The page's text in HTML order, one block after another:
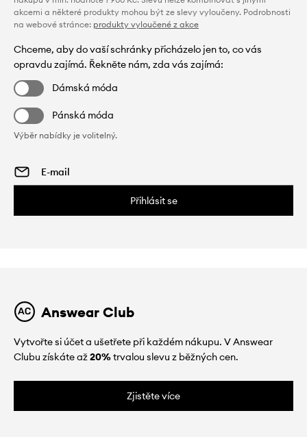
akcemi a některé produkty mohou být ze slevy vyloučeny. Podrobnosti
na webové stránce: produkty vyloučené z akce
Chceme, aby do vaší schránky přicházelo jen to, co vás
opravdu zajímá. Řekněte nám, zda vás zajímá:
Dámská móda
Pánská móda
Výběr nabídky je volitelný.
Přihlásit se
Answear Club
Vytvořte si účet a ušetřete při každém nákupu. V Answear
Clubu získáte až20%trvalou slevu z běžných cen.
Zjistěte více